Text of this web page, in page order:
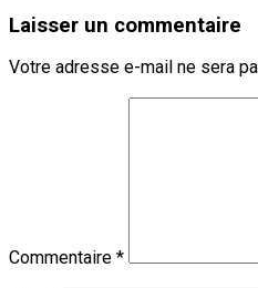
Laisser un commentaire
Votre adresse e-mail ne sera
Commentaire *